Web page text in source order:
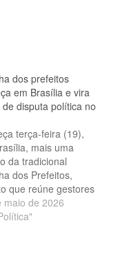
dos prefeitos
em Brasília e vira
de disputa política no
terça-feira (19),
mais uma
da tradicional
dos Prefeitos,
que reúne gestores
de todo o país
de mais
maio de 2026